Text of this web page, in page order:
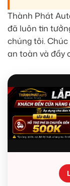
Thành Phát
đã luôn tin
chúng tôi.
an toàn và đầy